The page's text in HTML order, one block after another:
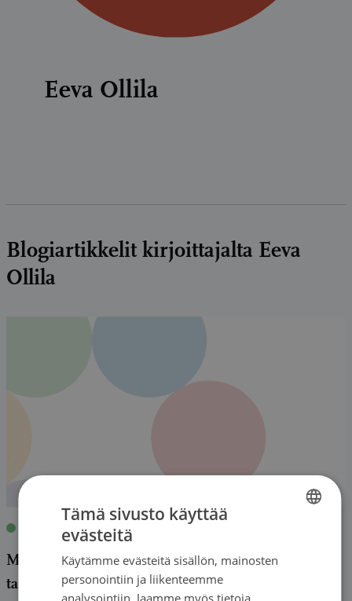
Eeva Ollila
Blogiartikkelit kirjoittajalta Eeva
Ollila
15.03.2023 | Eeva Ollila
Miten turvata tehokas, turvallinen ja
tarkoituksenmukainen syövän lääkehoito?
FINNISH
Tämä sivusto käyttää
evästeitä
Käytämme evästeitä sisällön, mainosten
personointiin ja liikenteemme
analysointiin. Jaamme myös tietoja